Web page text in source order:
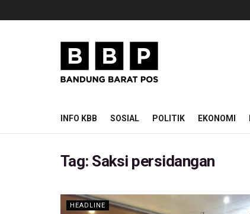
INFO KBB SOSIAL POLITIK EKONOMI
Tag: Saksi persidangan
HEADLINE